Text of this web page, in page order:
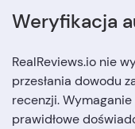
Weryfikacja
RealReviews.io nie
przesłania dowodu
recenzji.
prawidłowe